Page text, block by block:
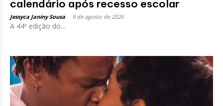
calendário após recesso escolar
Jessyca Janiny Sousa 9 de agosto de 2026
A 44ª edição do...